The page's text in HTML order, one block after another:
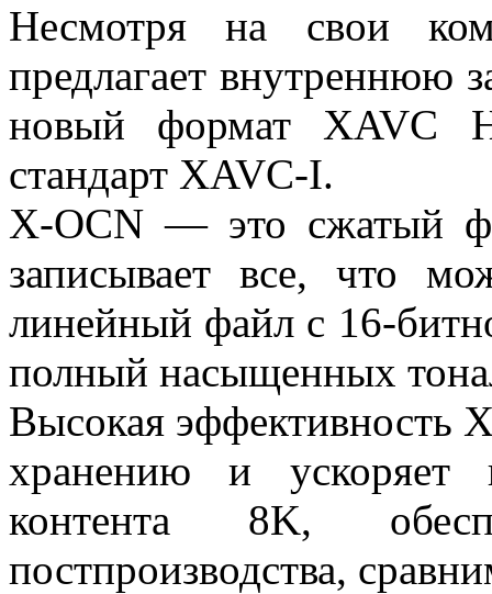
Несмотря на свои
предлагает внутреннюю
новый формат XAVC
стандарт XAVC-I.
X-OCN — это сжатый
записывает все, что
линейный файл с 16-
полный насыщенных
Высокая эффективность
хранению и ускоряет
контента 8K,
постпроизводства,